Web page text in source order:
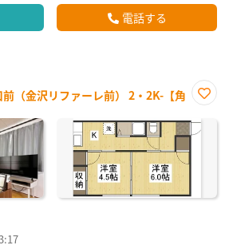
電話する
（金沢リファーレ前） 2・2K-【角
に入
り登